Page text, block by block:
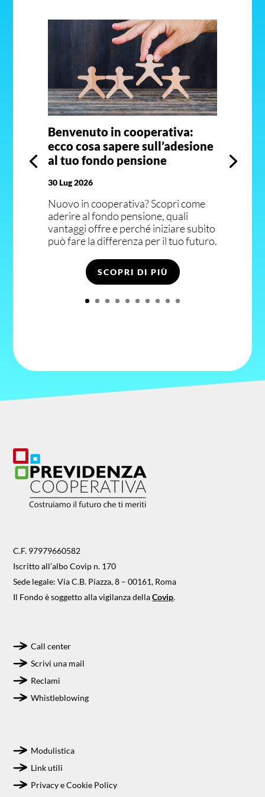
Benvenuto in cooperativa:
ecco cosa sapere sull’adesione
al tuo fondo pensione
30 Lug 2026
Nuovo in cooperativa? Scopri come
aderire al fondo pensione, quali
vantaggi offre e perché iniziare subito
può fare la differenza per il tuo futuro.
SCOPRI DI PIÙ
C.F. 97979660582
Iscritto all’albo Covip n. 170
Sede legale: Via C.B. Piazza, 8 – 00161, Roma
Il Fondo è soggetto alla vigilanza dellaCovip.
Call center
Scrivi una mail
Reclami
Whistleblowing
Modulistica
Link utili
Privacy e Cookie Policy